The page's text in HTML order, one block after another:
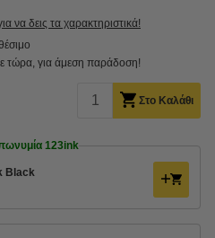
να δεις τα χαρακτηριστικά!
τώρα, για άμεση παράδοση!
Στο Καλάθι
123ink
Black